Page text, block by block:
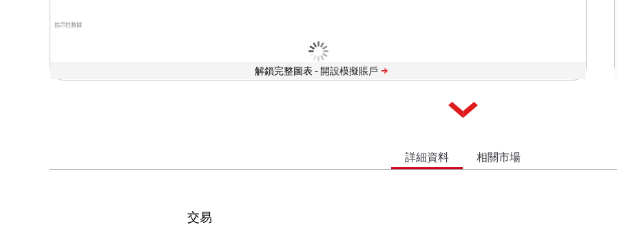
指示性數據
解鎖完整圖表 -
詳細資料 相關市場